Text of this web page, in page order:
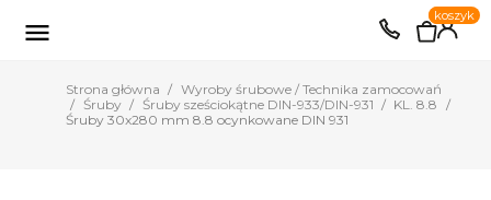
EUR PLN

0
koszyk
Strona główna
Wyroby śrubowe / Technika zamocowań
Śruby
Śruby sześciokątne DIN-933/DIN-931
KL. 8.8
Śruby 30x280 mm 8.8 ocynkowane DIN 931